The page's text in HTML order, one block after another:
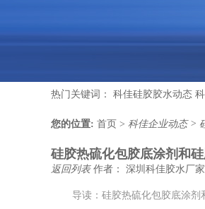
热门关键词： 科佳硅胶胶水动态
您的位置: 首页 > 科佳企业动态 >
硅胶热硫化包胶底涂剂和
返回列表 作者： 深圳科佳胶水厂家
导读：硅胶热硫化包胶底涂